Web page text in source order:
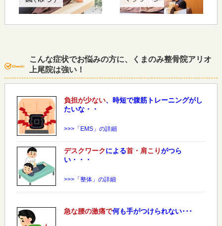
こんな症状でお悩みの方に、くまのみ整骨院アリオ
上尾院は強い！
負担が少ない、時短で腹筋トレーニングがし
たいな・・
>>>「EMS」の詳細
デスクワークによる首・肩こりがつら
い・・・
>>>「整体」の詳細
急な腰の激痛で何も手がつけられない･･･